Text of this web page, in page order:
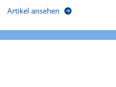
Artikel ansehen